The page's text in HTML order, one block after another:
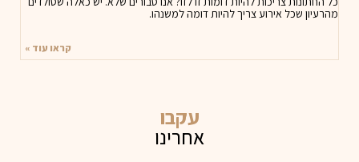
מהרעיון שכל אירוע צריך להיות דומה למשנהו.
קראו עוד »
עקבו
אחרינו